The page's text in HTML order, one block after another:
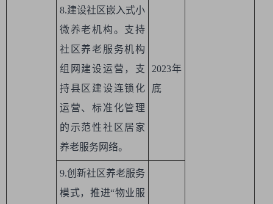
8.建设社区嵌入式小
微养老机构。支持
社区养老服务机构
组网建设运营，支
持县区建设连锁化
运营、标准化管理
的示范性社区居家
养老服务网络。
2023年
底
9.创新社区养老服务
模式，推进“物业服